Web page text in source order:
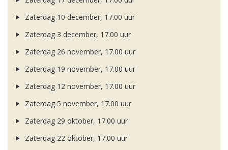
Zaterdag 10 december, 17.00 uur
Zaterdag 3 december, 17.00 uur
Zaterdag 26 november, 17.00 uur
Zaterdag 19 november, 17.00 uur
Zaterdag 12 november, 17.00 uur
Zaterdag 5 november, 17.00 uur
Zaterdag 29 oktober, 17.00 uur
Zaterdag 22 oktober, 17.00 uur